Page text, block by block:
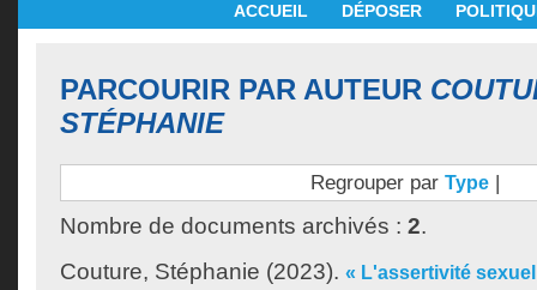
ACCUEIL DÉPOSER
PARCOURIR PAR AUTEUR
STÉPHANIE
Regrouper par Type |
Nombre de documents archivés : 2.
Couture, Stéphanie (2023). « L'assertivité